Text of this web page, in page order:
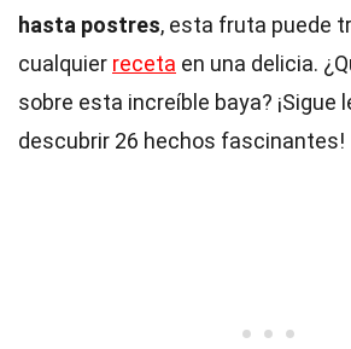
hasta postres, esta fruta puede
cualquier receta en una delicia.
sobre esta increíble baya? ¡Sigue
descubrir 26 hechos fascinantes!